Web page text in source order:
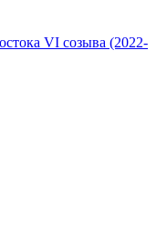
VI созыва (2022-